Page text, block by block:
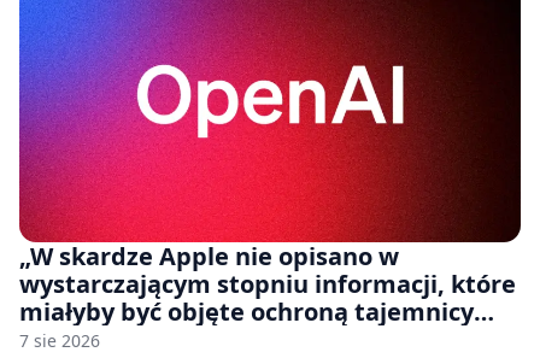
„W skardze Apple nie opisano w
wystarczającym stopniu informacji, które
miałyby być objęte ochroną tajemnicy
handlowej”. OpenAI żąda odrzucenia
7 sie 2026